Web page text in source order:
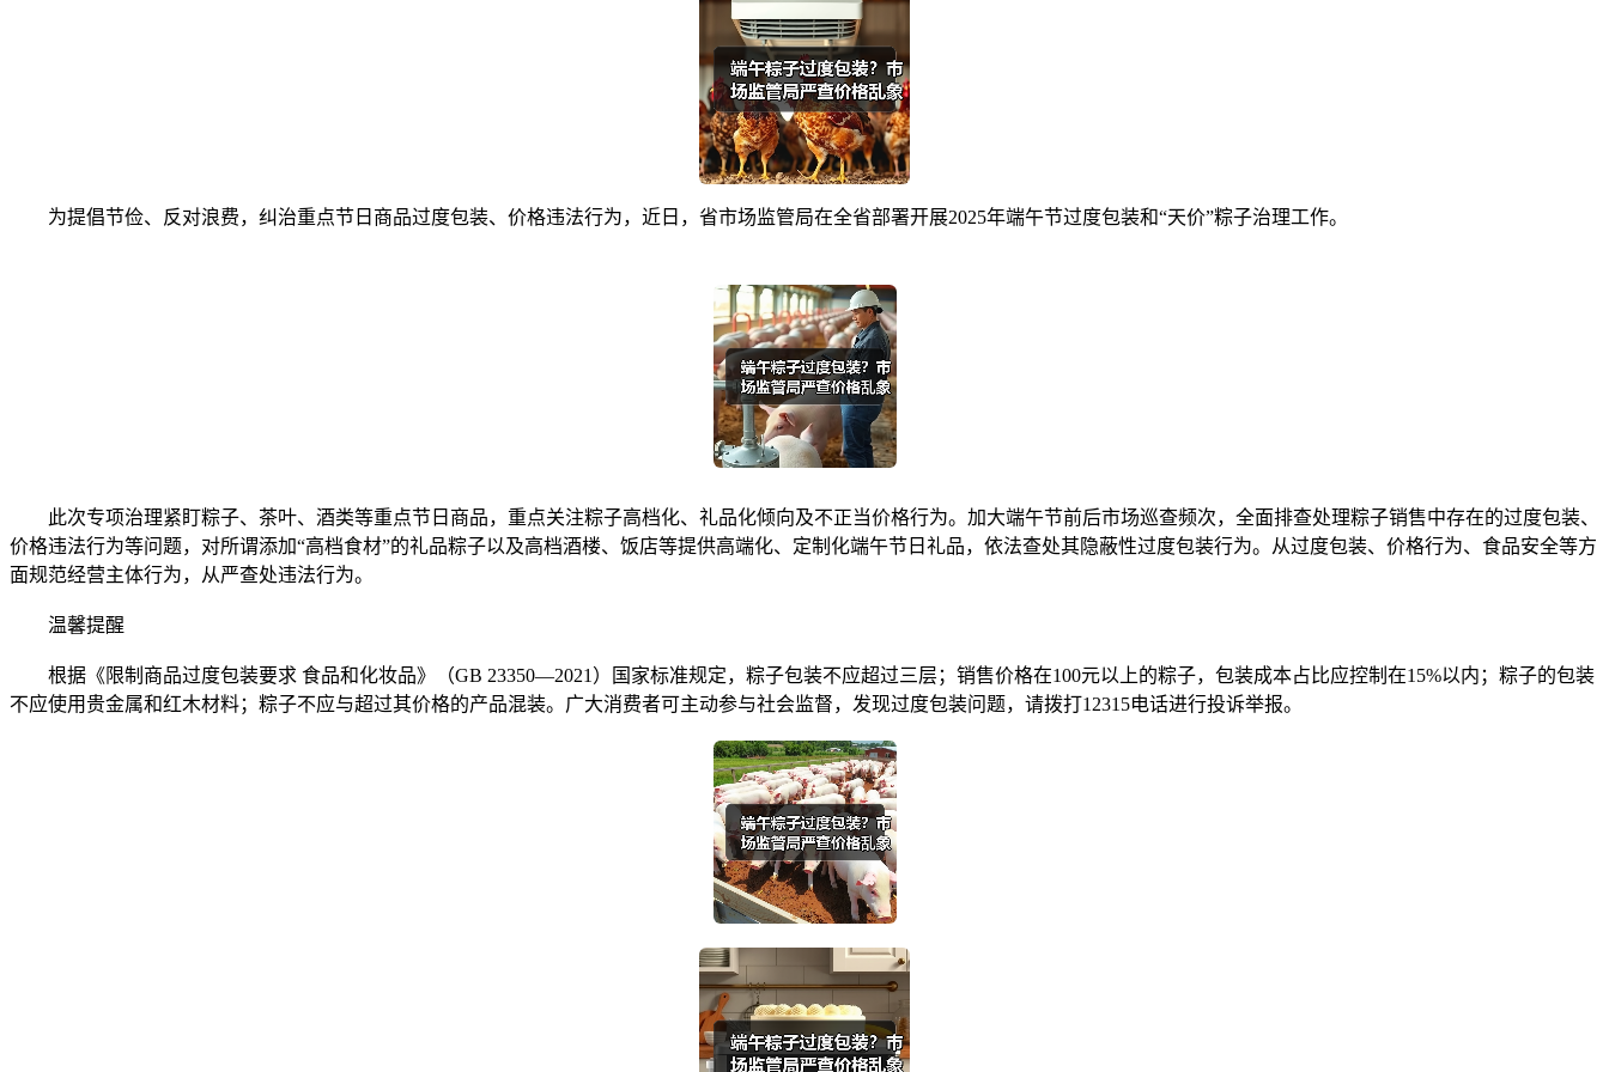
为提倡节俭、反对浪费，纠治重点节日商品过度包装、价格违法行为，近日，省市场监管局在全省部署开展2025年端午节过度包装和“天价”粽子治理工作。
此次专项治理紧盯粽子、茶叶、酒类等重点节日商品，重点关注粽子高档化、礼品化倾向及不正当价格行为。加大端午节前后市场巡查频次，全面排查处理粽子销售中存在的过度包装、
价格违法行为等问题，对所谓添加“高档食材”的礼品粽子以及高档酒楼、饭店等提供高端化、定制化端午节日礼品，依法查处其隐蔽性过度包装行为。从过度包装、价格行为、食品安全等方
面规范经营主体行为，从严查处违法行为。
温馨提醒
根据《限制商品过度包装要求 食品和化妆品》（GB 23350—2021）国家标准规定，粽子包装不应超过三层；销售价格在100元以上的粽子，包装成本占比应控制在15%以内；粽子的包装
不应使用贵金属和红木材料；粽子不应与超过其价格的产品混装。广大消费者可主动参与社会监督，发现过度包装问题，请拨打12315电话进行投诉举报。